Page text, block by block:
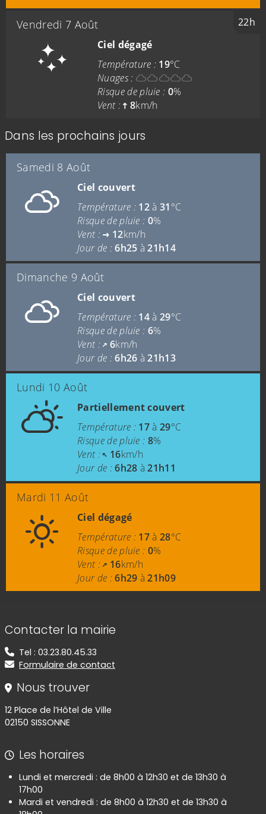
Vendredi 7 Août
22h
Ciel dégagé
Température : 19°C
Nuages :
Risque de pluie : 0%
Vent : 8km/h
Dans les prochains jours
Samedi 8 Août
Ciel couvert
Température : 12à31 °C
Risque de pluie : 0%
Vent :
12km/h
Jour de :6h25 à21h14
Dimanche 9 Août
Ciel couvert
Température : 14à29°C
Risque de pluie : 6%
Vent : 6km/h
Jour de :6h26 à21h13
Lundi 10 Août
Partiellement couvert
Température : 17à29°C
Risque de pluie : 8%
Vent : 16km/h
Jour de :6h28 à21h11
Mardi 11 Août
Ciel dégagé
Température : 17à28°C
Risque de pluie : 0%
Vent : 16km/h
Jour de :6h29 à21h09
Informations de contact
Contacter la mairie
Tel : 03.23.80.45.33
Formulaire de contact
Nous trouver
12 Place de l’Hôtel de Ville
02150 SISSONNE
Les horaires
Lundi et mercredi : de 8h00 à 12h30 et de 13h30 à
17h00
Mardi et vendredi : de 8h00 à 12h30 et de 13h30 à